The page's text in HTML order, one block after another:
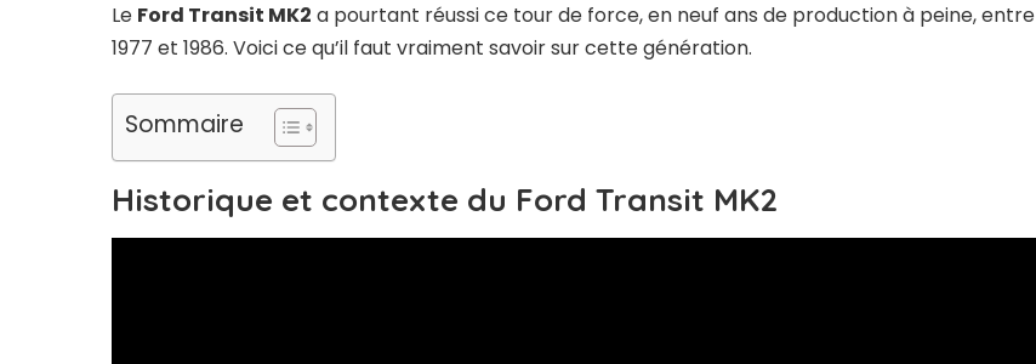
Le Ford Transit MK2 a pourtant réussi ce tour de force, en neuf ans de production à peine, entre
1977 et 1986. Voici ce qu’il faut vraiment savoir sur cette génération.
Sommaire
Historique et contexte du Ford Transit MK2